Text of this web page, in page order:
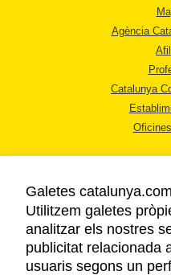
Agència
Catalunya
POLÍTICA
Galetes catalunya.com
Utilitzem galetes
analitzar els nostres
publicitat relacionada
usuaris segons un